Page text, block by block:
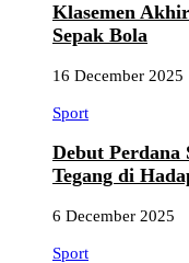
Klasemen
Sepak Bola
16 December 2025
Sport
Debut Perdana
Tegang di
6 December 2025
Sport